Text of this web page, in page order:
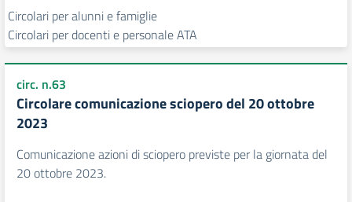
Circolari per alunni e famiglie
Circolari per docenti e personale ATA
circ. n.63
Circolare comunicazione sciopero del 20 ottobre
2023
Comunicazione azioni di sciopero previste per la giornata del
20 ottobre 2023.